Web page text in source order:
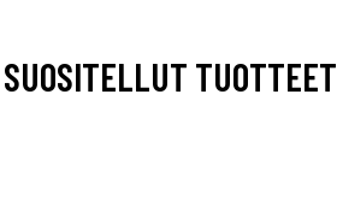
SUOSITELLUT TUOTTEET